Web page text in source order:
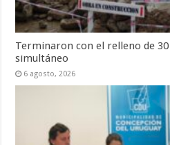
Terminaron con el relleno de
simultáneo
6 agosto, 2026